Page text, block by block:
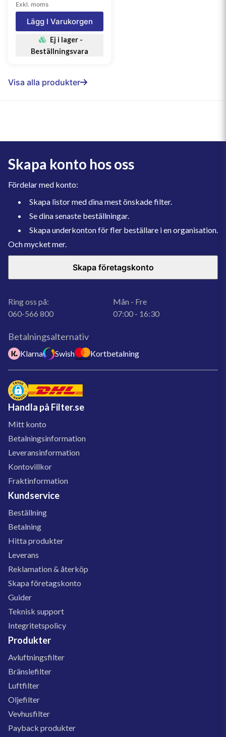
Exkl. moms
Lägg I Varukorgen
Ej i lager -
Beställningsvara
Visa alla produkter
Skapa konto hos oss
Fördelar med konto:
Skapa listor med dina mest önskade filter.
Se dina senaste beställningar.
Skapa underkonton för fler beställare i en organisation.
Och mycket mer.
Skapa företagskonto
Ring oss på:
060-566 800
Mån - Fre
07:00 - 16:30
Betalningsalternativ
Klarna Swish Kortbetalning
Handla på Filter.se
Mitt konto
Betalningsinformation
Leveransinformation
Kontovillkor
Fraktinformation
Kundservice
Beställning
Betalning
Hitta produkter
Leverans
Reklamation & återköp
Skapa företagskonto
Guider
Teknisk support
Integritetspolicy
Produkter
Avluftningsfilter
Bränslefilter
Luftfilter
Oljefilter
Vevhusfilter
Payback produkter